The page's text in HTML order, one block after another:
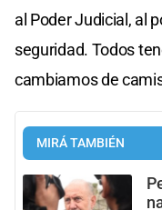
al Poder Judicial, al
seguridad. Todos
cambiamos de
MIRÁ TAMBIÉN